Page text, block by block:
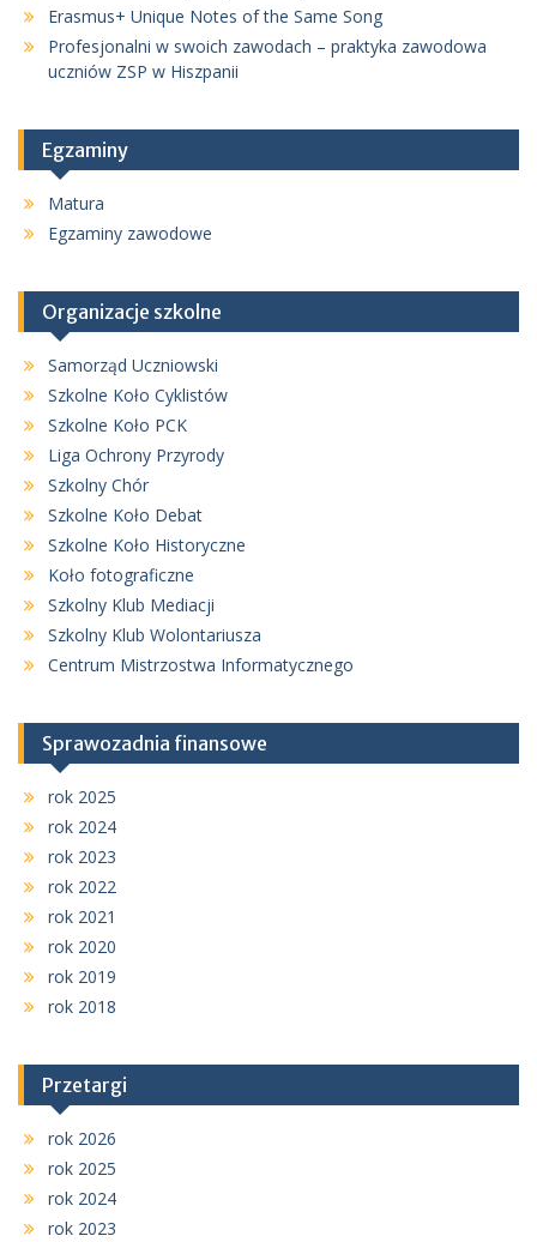
Erasmus+ Unique Notes of the Same Song
Profesjonalni w swoich zawodach – praktyka zawodowa
uczniów ZSP w Hiszpanii
Egzaminy
Matura
Egzaminy zawodowe
Organizacje szkolne
Samorząd Uczniowski
Szkolne Koło Cyklistów
Szkolne Koło PCK
Liga Ochrony Przyrody
Szkolny Chór
Szkolne Koło Debat
Szkolne Koło Historyczne
Koło fotograficzne
Szkolny Klub Mediacji
Szkolny Klub Wolontariusza
Centrum Mistrzostwa Informatycznego
Sprawozadnia finansowe
rok 2025
rok 2024
rok 2023
rok 2022
rok 2021
rok 2020
rok 2019
rok 2018
Przetargi
rok 2026
rok 2025
rok 2024
rok 2023